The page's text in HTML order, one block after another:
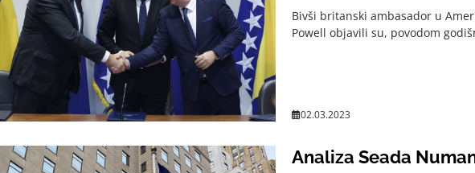
Bivši britanski ambasador u
Powell objavili su, povodom
02.03.2023
Analiza Seada